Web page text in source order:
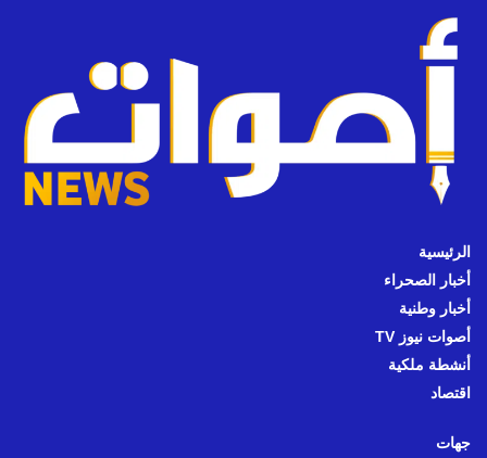
الرئيسية
أخبار الصحراء
أخبار وطنية
أصوات نيوز TV
أنشطة ملكية
اقتصاد
جهات